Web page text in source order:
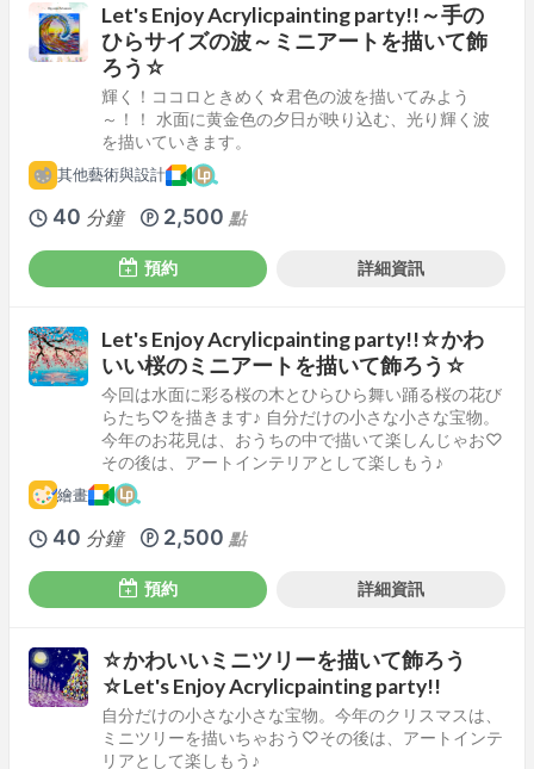
Let's Enjoy Acrylicpainting party!!～手の
ひらサイズの波～ミニアートを描いて飾
ろう☆
輝く！ココロときめく☆君色の波を描いてみよう
～！！ 水面に黄金色の夕日が映り込む、光り輝く波
を描いていきます。
其他藝術與設計
40 分鐘 2,500 點
預約 詳細資訊
Let's Enjoy Acrylicpainting party!!☆かわ
いい桜のミニアートを描いて飾ろう☆
今回は水面に彩る桜の木とひらひら舞い踊る桜の花び
らたち♡を描きます♪ 自分だけの小さな小さな宝物。
今年のお花見は、おうちの中で描いて楽しんじゃお♡
その後は、アートインテリアとして楽しもう♪
繪畫
40 分鐘 2,500 點
預約 詳細資訊
☆かわいいミニツリーを描いて飾ろう
☆Let's Enjoy Acrylicpainting party!!
自分だけの小さな小さな宝物。今年のクリスマスは、
ミニツリーを描いちゃおう♡その後は、アートインテ
リアとして楽しもう♪